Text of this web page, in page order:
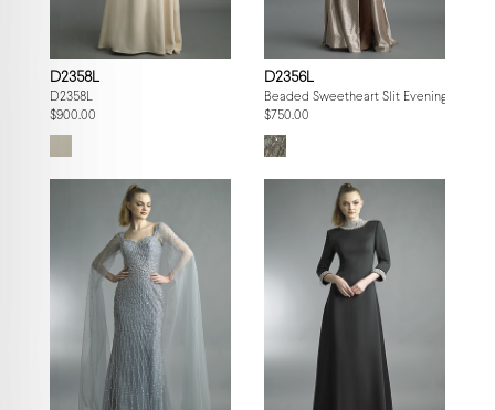
D2358L
D2358L
$900.00
D2356L
Beaded Sweetheart Slit Evening Gown
$750.00